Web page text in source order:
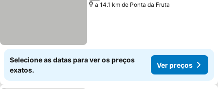
a 14.1 km de Ponta da Fruta
Selecione as datas para ver os preços
exatos.
Ver preços